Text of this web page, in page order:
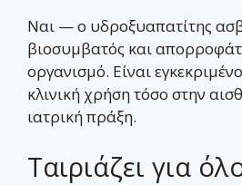
Ναι — ο υδροξυαπατίτης
βιοσυμβατός και
οργανισμό. Είναι
κλινική χρήση τόσο στην
ιατρική πράξη.
Ταιριάζει για